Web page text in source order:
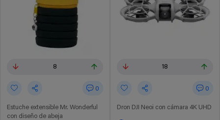
8
0
Estuche extensible Mr. Wonderful
con diseño de abeja
18
0
Dron DJI Neoi con cámara 4K UHD